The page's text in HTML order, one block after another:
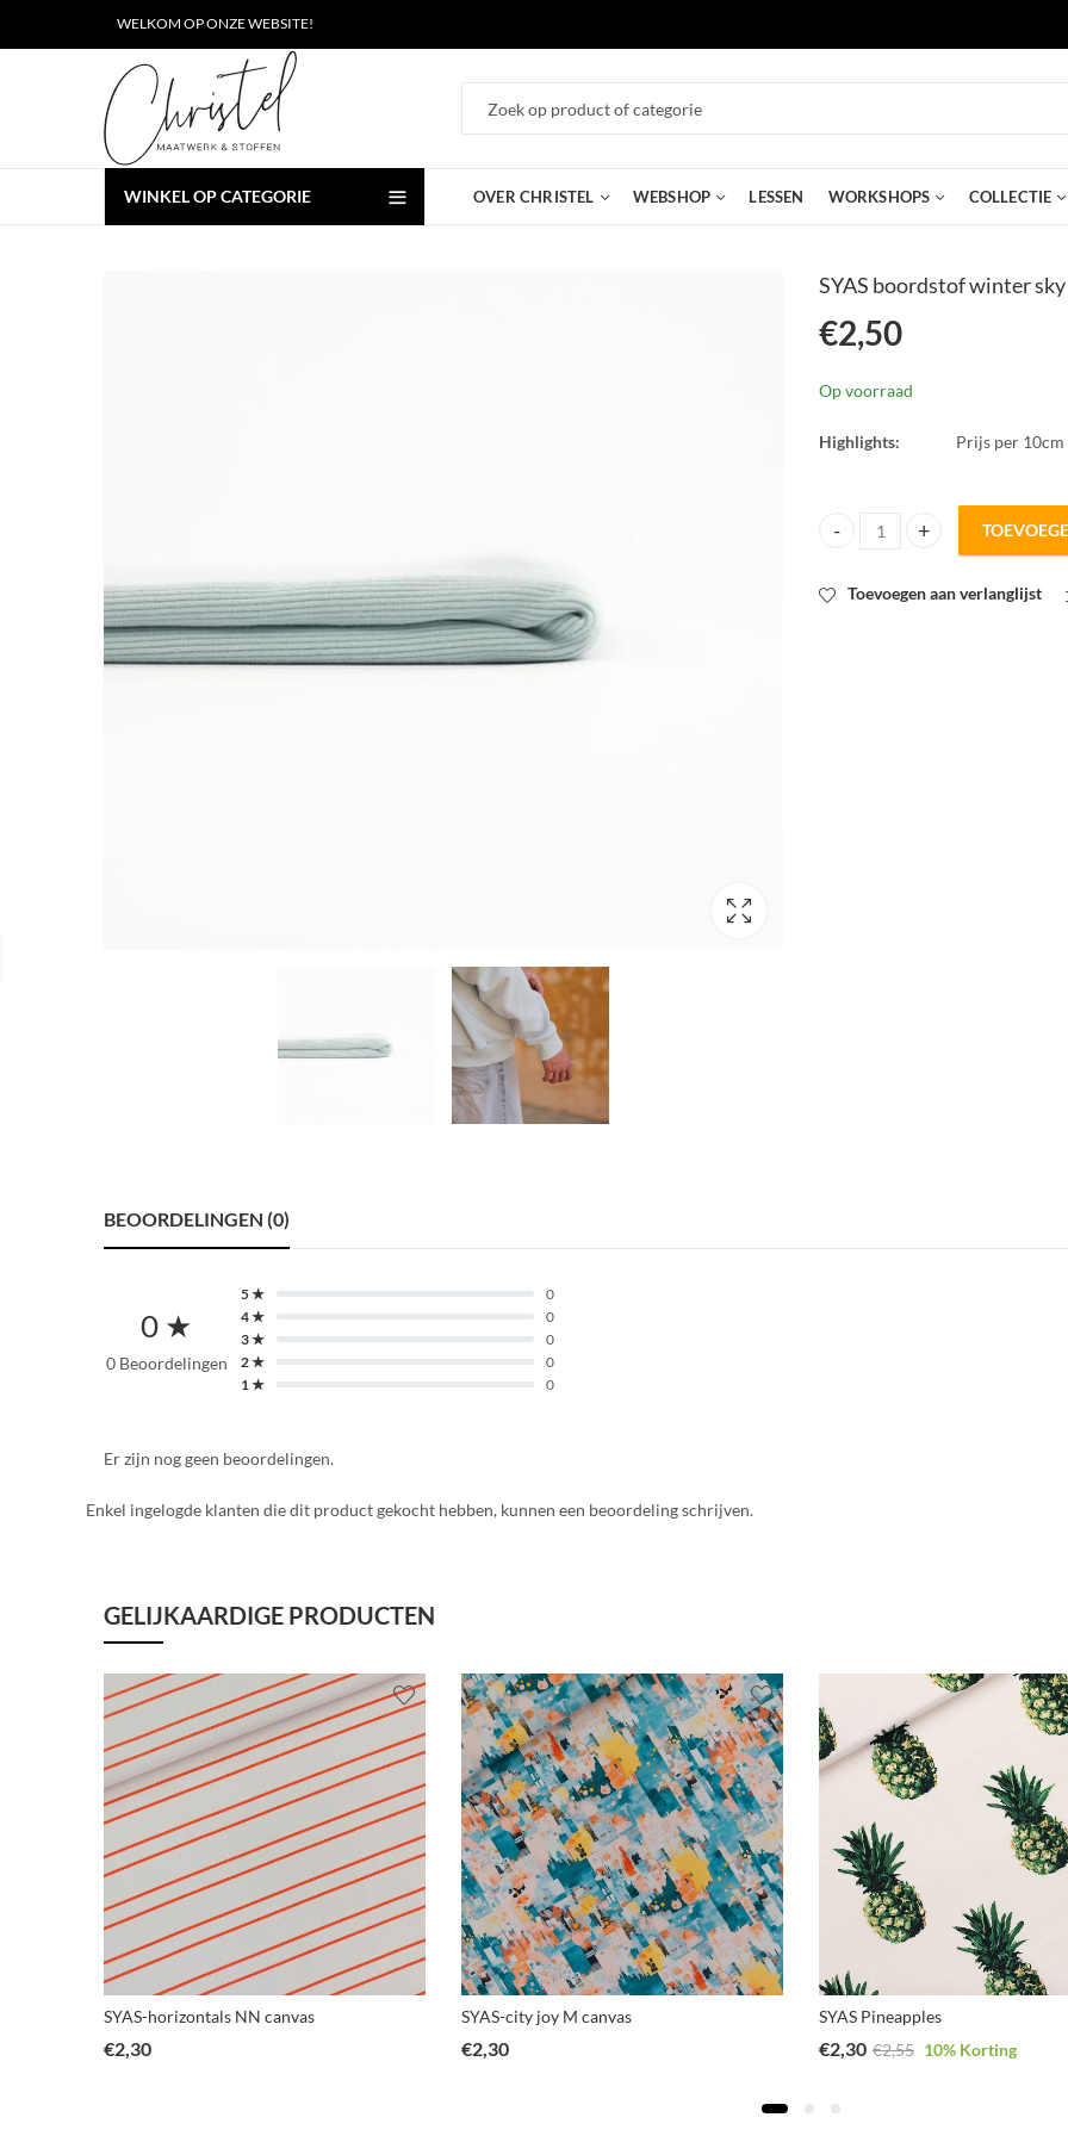
WELKOM OP ONZE WEBSITE!
WINKEL OP CATEGORIE OVER CHRISTEL WEBSHOP LESSEN WORKSHOPS COLLECTIE
SYAS boordstof winter
€2,50
Op voorraad
Highlights: Prijs per 10cm
SYAS boordstof winter sky rib
Toevoegen aan verlanglijst
BEOORDELINGEN (0)
0 ★
0 Beoordelingen
5 ★
0
4 ★
0
3 ★
0
2 ★
0
1 ★
0
Er zijn nog geen beoordelingen.
Enkel ingelogde klanten die dit product gekocht hebben, kunnen een beoordeling schrijven.
GELIJKAARDIGE PRODUCTEN
SYAS-horizontals NN canvas
€2,30
SYAS-city joy M canvas
€2,30
SYAS Pineapples
€2,30 €2,55 10% Korting